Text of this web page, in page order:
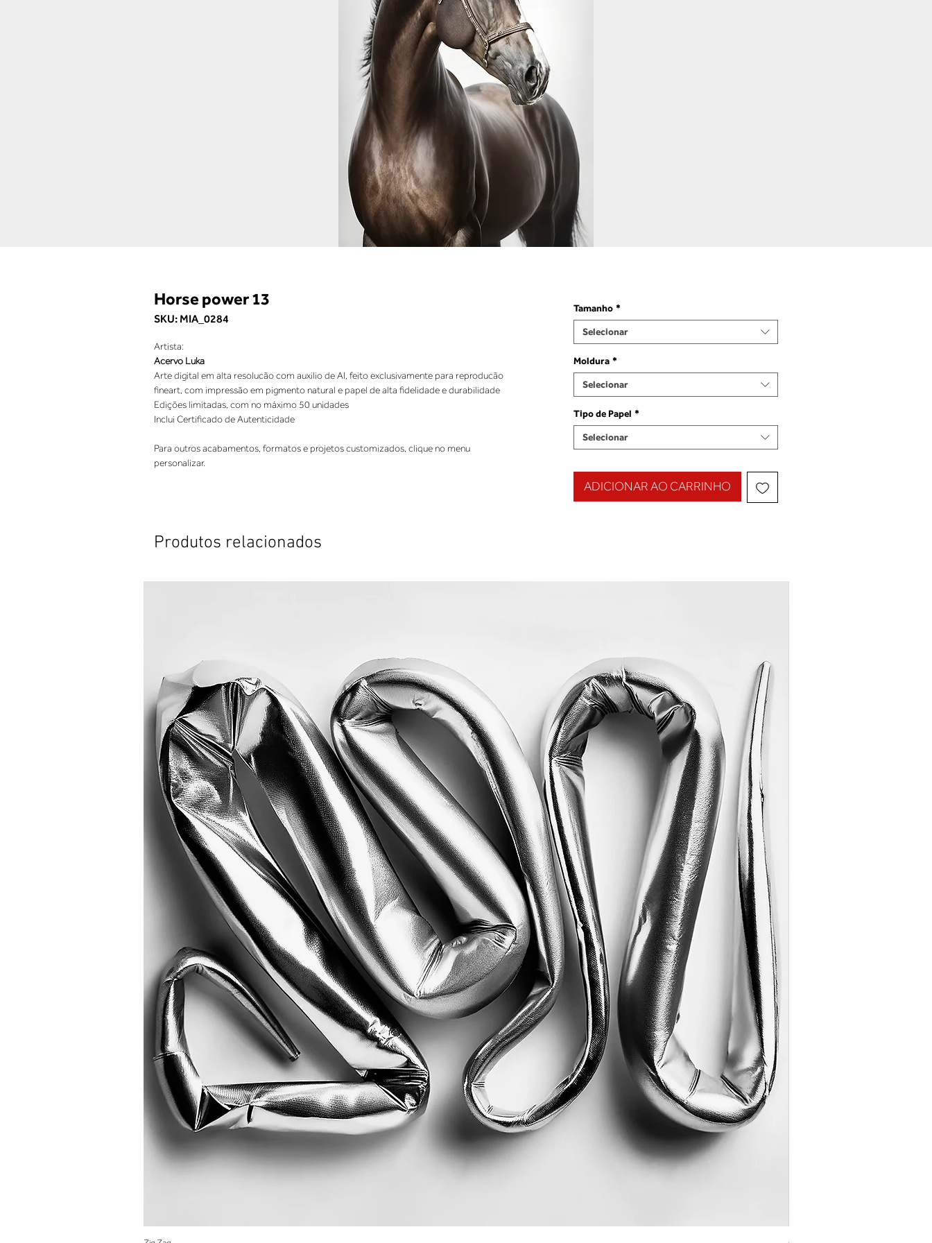
Horse power 13
SKU: MIA_0284
Artista:
Acervo Luka
Arte digital em alta resolucão com auxilio de AI, feito exclusivamente para reproducão
fineart, com impressão em pigmento natural e papel de alta fidelidade e durabilidade
Edições limitadas, com no máximo 50 unidades
Inclui Certificado de Autenticidade
Para outros acabamentos, formatos e projetos customizados, clique no menu
personalizar.
Tamanho *
Selecionar
Moldura *
Selecionar
Tipo de Papel *
Selecionar
ADICIONAR AO CARRINHO
Produtos relacionados